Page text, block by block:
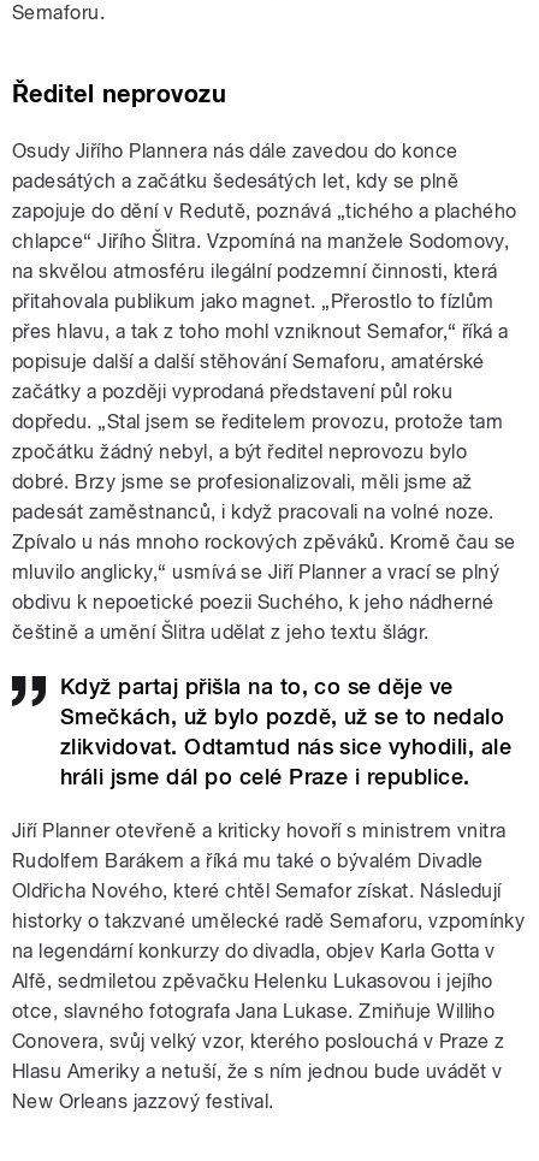
Semaforu.
Ředitel neprovozu
Osudy Jiřího Plannera nás dále zavedou do konce
padesátých a začátku šedesátých let, kdy se plně
zapojuje do dění v Redutě, poznává „tichého a plachého
chlapce“ Jiřího Šlitra. Vzpomíná na manžele Sodomovy,
na skvělou atmosféru ilegální podzemní činnosti, která
přitahovala publikum jako magnet. „Přerostlo to fízlům
přes hlavu, a tak z toho mohl vzniknout Semafor,“ říká a
popisuje další a další stěhování Semaforu, amatérské
začátky a později vyprodaná představení půl roku
dopředu. „Stal jsem se ředitelem provozu, protože tam
zpočátku žádný nebyl, a být ředitel neprovozu bylo
dobré. Brzy jsme se profesionalizovali, měli jsme až
padesát zaměstnanců, i když pracovali na volné noze.
Zpívalo u nás mnoho rockových zpěváků. Kromě čau se
mluvilo anglicky,“ usmívá se Jiří Planner a vrací se plný
obdivu k nepoetické poezii Suchého, k jeho nádherné
češtině a umění Šlitra udělat z jeho textu šlágr.
Když partaj přišla na to, co se děje ve
Smečkách, už bylo pozdě, už se to nedalo
zlikvidovat. Odtamtud nás sice vyhodili, ale
hráli jsme dál po celé Praze i republice.
Jiří Planner otevřeně a kriticky hovoří s ministrem vnitra
Rudolfem Barákem a říká mu také o bývalém Divadle
Oldřicha Nového, které chtěl Semafor získat. Následují
historky o takzvané umělecké radě Semaforu, vzpomínky
na legendární konkurzy do divadla, objev Karla Gotta v
Alfě, sedmiletou zpěvačku Helenku Lukasovou i jejího
otce, slavného fotografa Jana Lukase. Zmiňuje Williho
Conovera, svůj velký vzor, kterého poslouchá v Praze z
Hlasu Ameriky a netuší, že s ním jednou bude uvádět v
New Orleans jazzový festival.